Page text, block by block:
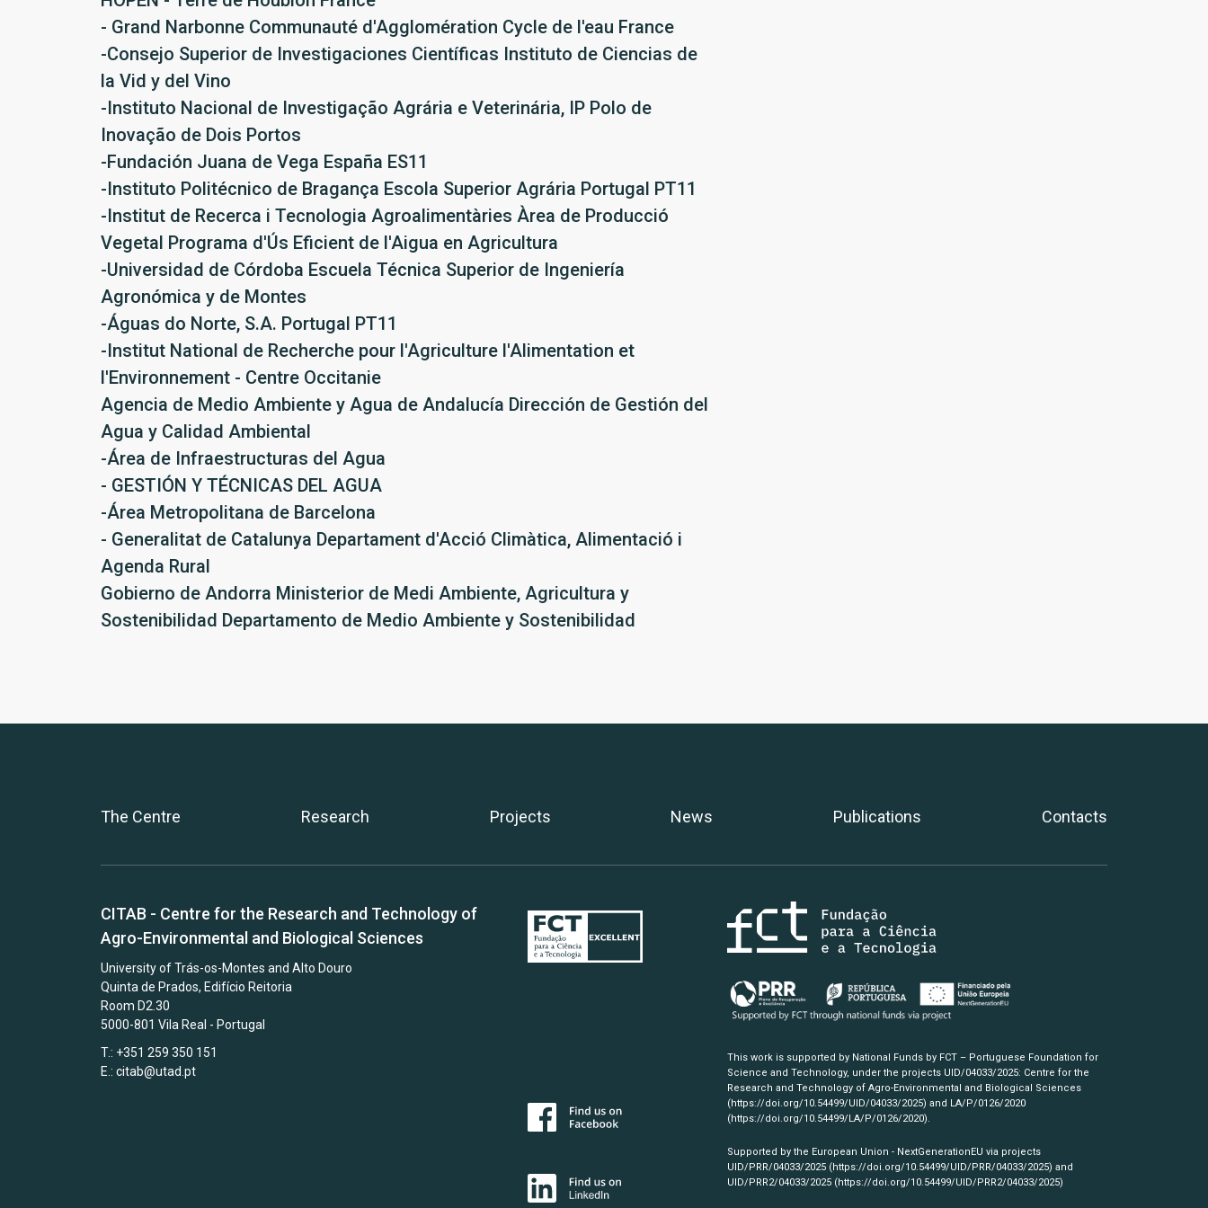
- Grand Narbonne Communauté d'Agglomération Cycle de l'eau France
-Consejo Superior de Investigaciones Científicas Instituto de Ciencias de
la Vid y del Vino
-Instituto Nacional de Investigação Agrária e Veterinária, IP Polo de
Inovação de Dois Portos
-Fundación Juana de Vega España ES11
-Instituto Politécnico de Bragança Escola Superior Agrária Portugal PT11
-Institut de Recerca i Tecnologia Agroalimentàries Àrea de Producció
Vegetal Programa d'Ús Eficient de l'Aigua en Agricultura
-Universidad de Córdoba Escuela Técnica Superior de Ingeniería
Agronómica y de Montes
-Águas do Norte, S.A. Portugal PT11
-Institut National de Recherche pour l'Agriculture l'Alimentation et
l'Environnement - Centre Occitanie
Agencia de Medio Ambiente y Agua de Andalucía Dirección de Gestión del
Agua y Calidad Ambiental
-Área de Infraestructuras del Agua
- GESTIÓN Y TÉCNICAS DEL AGUA
-Área Metropolitana de Barcelona
- Generalitat de Catalunya Departament d'Acció Climàtica, Alimentació i
Agenda Rural
Gobierno de Andorra Ministerior de Medi Ambiente, Agricultura y
Sostenibilidad Departamento de Medio Ambiente y Sostenibilidad
The Centre Research Projects News Publications Contacts
CITAB - Centre for the Research and Technology of
Agro-Environmental and Biological Sciences
University of Trás-os-Montes and Alto Douro
Quinta de Prados, Edifício Reitoria
Room D2.30
5000-801 Vila Real - Portugal
T.: +351 259 350 151
E.: citab@utad.pt
This work is supported by National Funds by FCT – Portuguese Foundation for
Science and Technology, under the projects UID/04033/2025: Centre for the
Research and Technology of Agro-Environmental and Biological Sciences
(https://doi.org/10.54499/UID/04033/2025) and LA/P/0126/2020
(https://doi.org/10.54499/LA/P/0126/2020).
Supported by the European Union - NextGenerationEU via projects
UID/PRR/04033/2025 (https://doi.org/10.54499/UID/PRR/04033/2025) and
UID/PRR2/04033/2025 (https://doi.org/10.54499/UID/PRR2/04033/2025)